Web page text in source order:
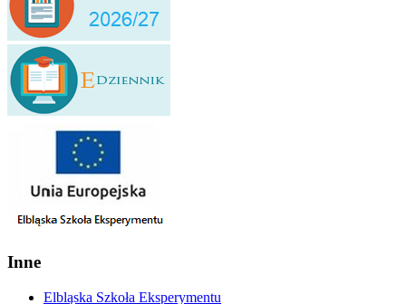
Inne
Elbląska Szkoła Eksperymentu